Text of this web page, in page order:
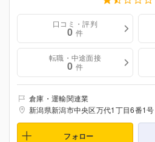
口コミ・評判
0 件
転職・中途面接
0 件
倉庫・運輸関連業
新潟県新潟市中央区万代1丁目6番1号
フォロー